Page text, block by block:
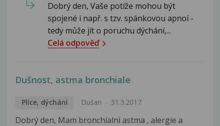
Dobrý den, Vaše potíže mohou být
spojené i např. s tzv. spánkovou apnoí -
tedy může jít o poruchu dýchání,...
Celá odpověď
Dušnost, astma bronchiale
Plíce, dýchání Dušan 31.3.2017
Dobrý den, Mam bronchialni astma , alergie a